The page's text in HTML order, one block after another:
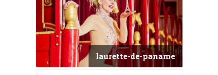
laurette-de-paname